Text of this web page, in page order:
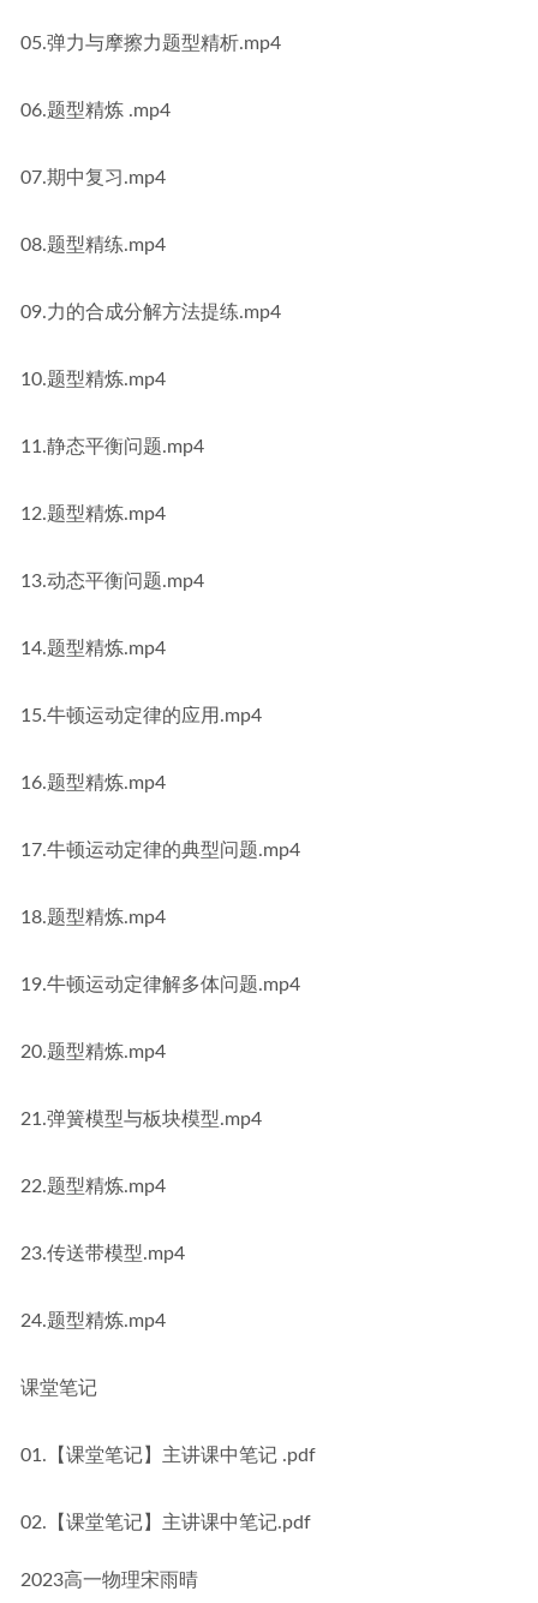
05.弹力与摩擦力题型精析.mp4
06.题型精炼 .mp4
07.期中复习.mp4
08.题型精练.mp4
09.力的合成分解方法提练.mp4
10.题型精炼.mp4
11.静态平衡问题.mp4
12.题型精炼.mp4
13.动态平衡问题.mp4
14.题型精炼.mp4
15.牛顿运动定律的应用.mp4
16.题型精炼.mp4
17.牛顿运动定律的典型问题.mp4
18.题型精炼.mp4
19.牛顿运动定律解多体问题.mp4
20.题型精炼.mp4
21.弹簧模型与板块模型.mp4
22.题型精炼.mp4
23.传送带模型.mp4
24.题型精炼.mp4
课堂笔记
01.【课堂笔记】主讲课中笔记 .pdf
02.【课堂笔记】主讲课中笔记.pdf
2023高一物理宋雨晴